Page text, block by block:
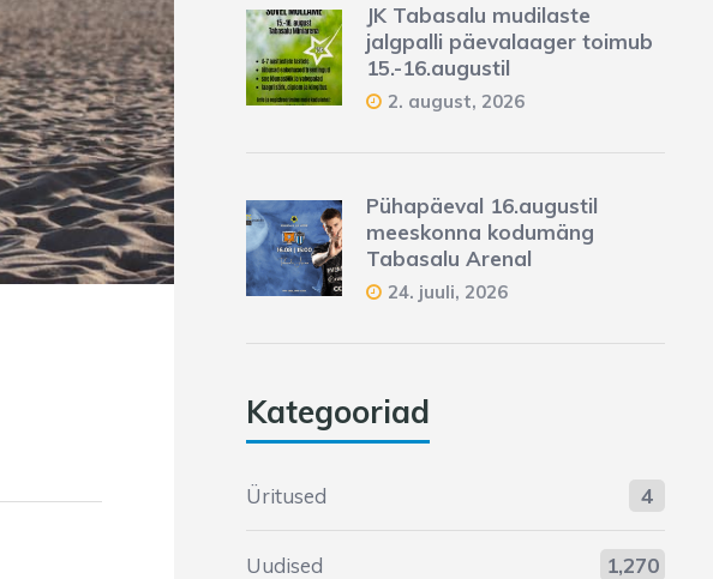
JK Tabasalu mudilaste
jalgpalli päevalaager toimub
15.-16.augustil
2. august, 2026
Pühapäeval 16.augustil
meeskonna kodumäng
Tabasalu Arenal
24. juuli, 2026
Kategooriad
Üritused 4
Uudised 1,270